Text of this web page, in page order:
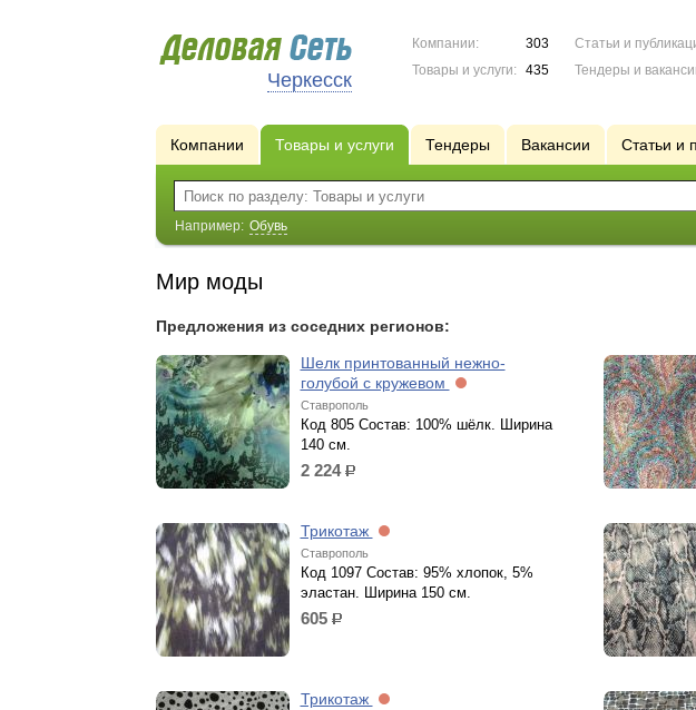
Черкесск
Компании:
303
Товары и услуги:
435
Статьи и
Тендеры и
Компании Товары и услуги Тендеры Вакансии Статьи и
Например: Обувь
Мир моды
Предложения из соседних регионов:
Шелк принтованный нежно-
голубой с кружевом
Ставрополь
Код 805 Состав: 100% шёлк. Ширина
140 см.
2 224р.
Трикотаж
Ставрополь
Код 1097 Состав: 95% хлопок, 5%
эластан. Ширина 150 см.
605 р.
Трикотаж